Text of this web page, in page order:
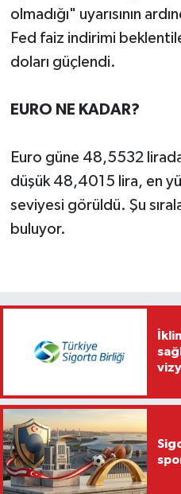
olmadığı" uyarısının
Fed faiz indirimi
doları güçlendi.
EURO NE KADAR?
Euro güne 48,5532
düşük 48,4015 lira, en
seviyesi görüldü. Şu
buluyor.